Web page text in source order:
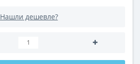
Нашли дешевле?